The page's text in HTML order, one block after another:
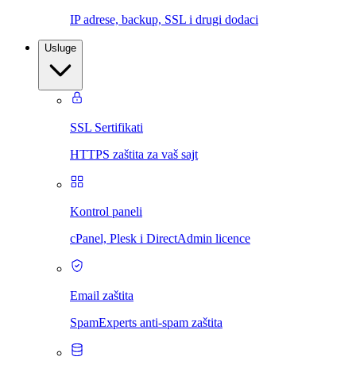
IP adrese, backup, SSL i drugi dodaci
Usluge
SSL Sertifikati
HTTPS zaštita za vaš sajt
Kontrol paneli
cPanel, Plesk i DirectAdmin licence
Email zaštita
SpamExperts anti-spam zaštita